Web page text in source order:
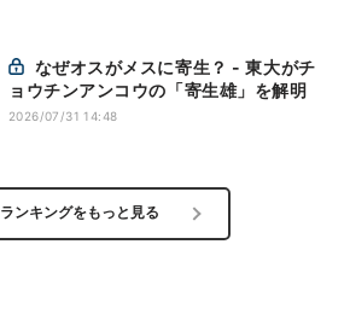
ョウチンアンコウの「寄生雄」を解明
2026/07/31 14:48
ランキングをもっと見る